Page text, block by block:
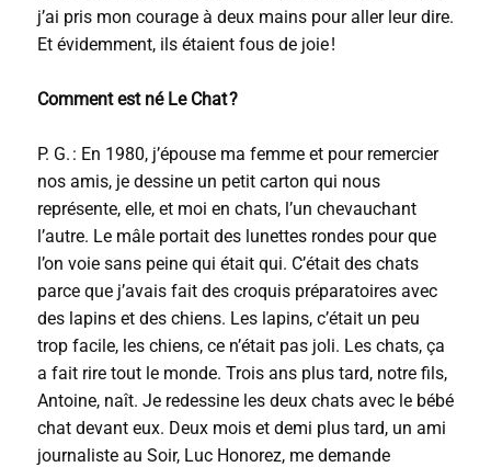
j’ai pris mon courage à deux mains pour aller leur dire.
Et évidemment, ils étaient fous de joie !
Comment est né Le Chat ?
P. G. : En 1980, j’épouse ma femme et pour remercier
nos amis, je dessine un petit carton qui nous
représente, elle, et moi en chats, l’un chevauchant
l’autre. Le mâle portait des lunettes rondes pour que
l’on voie sans peine qui était qui. C’était des chats
parce que j’avais fait des croquis préparatoires avec
des lapins et des chiens. Les lapins, c’était un peu
trop facile, les chiens, ce n’était pas joli. Les chats, ça
a fait rire tout le monde. Trois ans plus tard, notre fils,
Antoine, naît. Je redessine les deux chats avec le bébé
chat devant eux. Deux mois et demi plus tard, un ami
journaliste au Soir, Luc Honorez, me demande